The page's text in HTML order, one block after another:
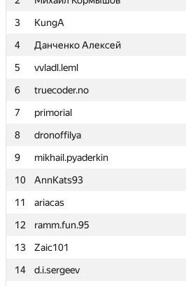
3
KungA
4
Данченко Алексей
5
vvladl.leml
6
truecoder.no
7
primorial
8
dronoffilya
9
mikhail.pyaderkin
10
AnnKats93
11
ariacas
12
ramm.fun.95
13
Zaic101
14
d.i.sergeev
3
KungA
4
Данченко Алексей
5
vvladl.leml
6
truecoder.no
7
primorial
8
dronoffilya
9
mikhail.pyaderkin
10
AnnKats93
11
ariacas
12
ramm.fun.95
13
Zaic101
14
d.i.sergeev